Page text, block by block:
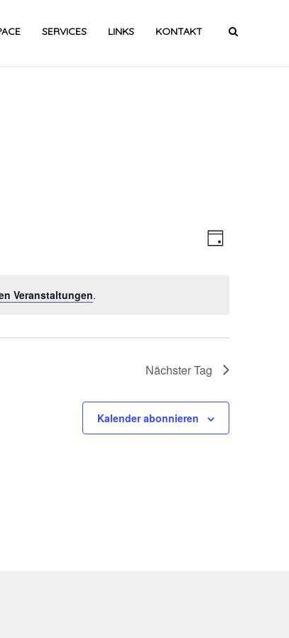
SERVICES LINKS KONTAKT
Veranstaltungen.
Tag
Nächster Tag
Kalender abonnieren